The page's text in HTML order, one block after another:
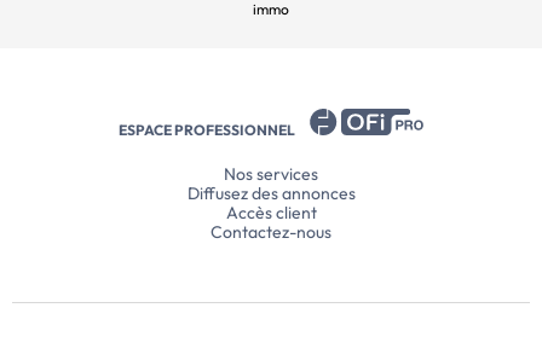
immo
ESPACE PROFESSIONNEL
Nos services
Diffusez des annonces
Accès client
Contactez-nous